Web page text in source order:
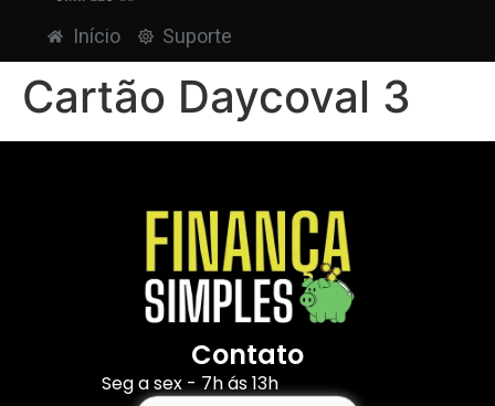
Início Suporte
Cartão Daycoval 3
Contato
Seg a sex - 7h ás 13h